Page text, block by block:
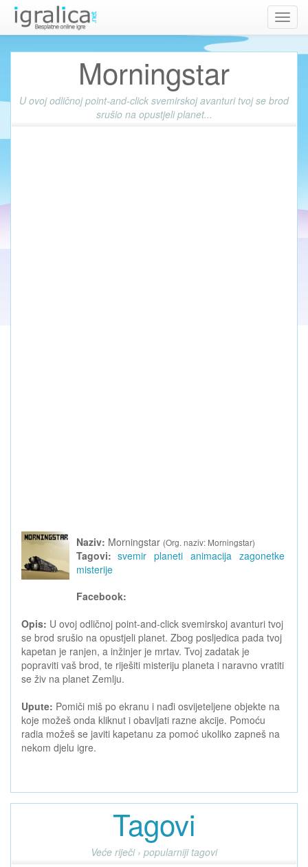
Morningstar
U ovoj odličnoj point-and-click svemirskoj avanturi tvoj se brod
srušio na opustjeli planet...
Naziv: Morningstar (Org. naziv: Morningstar)
Tagovi: svemir planeti animacija zagonetke
misterije
Facebook:
Opis: U ovoj odličnoj point-and-click svemirskoj avanturi tvoj
se brod srušio na opustjeli planet. Zbog posljedica pada tvoj
kapetan je ranjen, a inžinjer je mrtav. Tvoj zadatak je
popraviti vaš brod, te riješiti misteriju planeta i naravno vratiti
se živ na planet Zemlju.
Upute: Pomiči miš po ekranu i nađi osvijeteljene objekte na
koje možeš onda kliknut i obavljati razne akcije. Pomoću
radia možeš se javiti kapetanu za pomoć ukoliko zapneš na
nekom djelu igre.
Tagovi
Veće riječi › popularniji tagovi